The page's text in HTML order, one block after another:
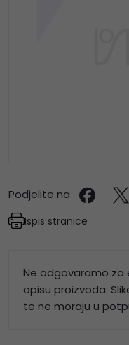
Podjelite na
Ispis stranice
Ne odgovaramo za
opisu proizvoda.
te ne moraju u